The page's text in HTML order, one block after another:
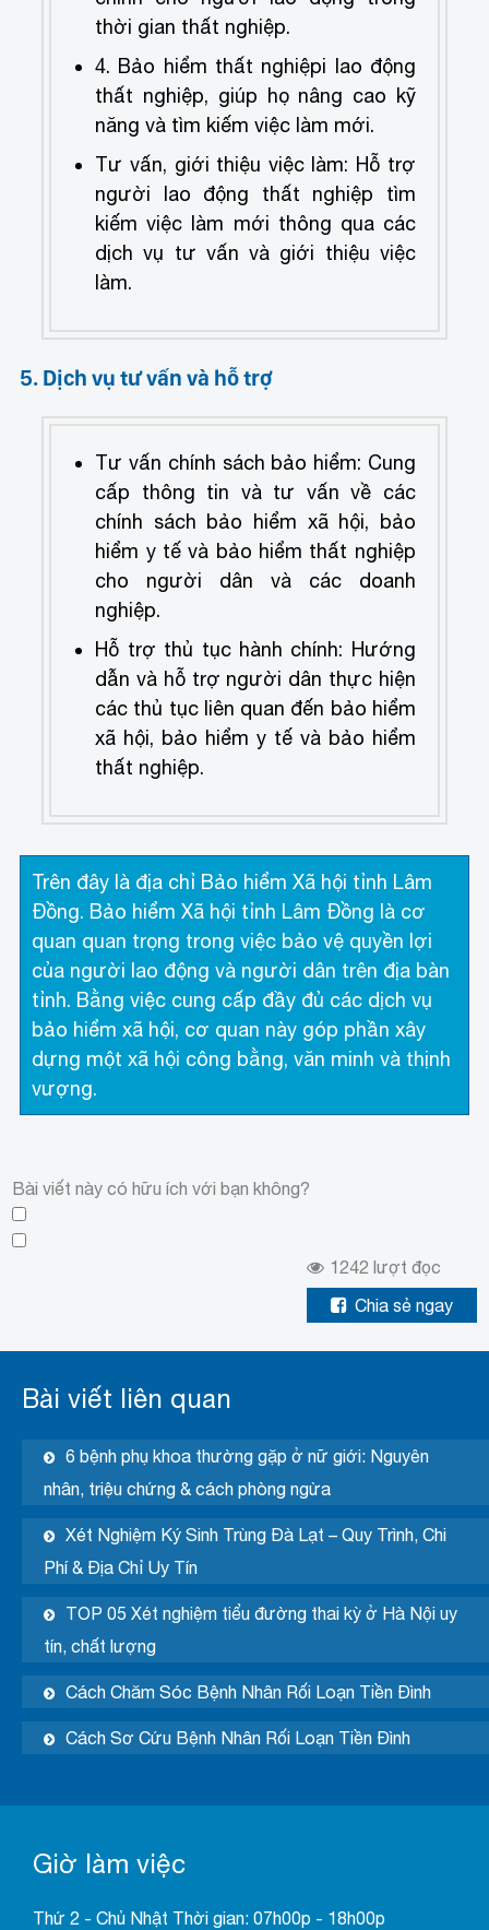
thời gian thất nghiệp.
4. Bảo hiểm thất nghiệpi lao động
thất nghiệp, giúp họ nâng cao kỹ
năng và tìm kiếm việc làm mới.
Tư vấn, giới thiệu việc làm: Hỗ trợ
người lao động thất nghiệp tìm
kiếm việc làm mới thông qua các
dịch vụ tư vấn và giới thiệu việc
làm.
5. Dịch vụ tư vấn và hỗ trợ
Tư vấn chính sách bảo hiểm: Cung
cấp thông tin và tư vấn về các
chính sách bảo hiểm xã hội, bảo
hiểm y tế và bảo hiểm thất nghiệp
cho người dân và các doanh
nghiệp.
Hỗ trợ thủ tục hành chính: Hướng
dẫn và hỗ trợ người dân thực hiện
các thủ tục liên quan đến bảo hiểm
xã hội, bảo hiểm y tế và bảo hiểm
thất nghiệp.
Trên đây là địa chỉ Bảo hiểm Xã hội tỉnh Lâm
Đồng. Bảo hiểm Xã hội tỉnh Lâm Đồng là cơ
quan quan trọng trong việc bảo vệ quyền lợi
của người lao động và người dân trên địa bàn
tỉnh. Bằng việc cung cấp đầy đủ các dịch vụ
bảo hiểm xã hội, cơ quan này góp phần xây
dựng một xã hội công bằng, văn minh và thịnh
vượng.
Bài viết này có hữu ích với bạn không?
1242 lượt đọc
Chia sẻ ngay
Bài viết liên quan
6 bệnh phụ khoa thường gặp ở nữ giới: Nguyên
nhân, triệu chứng & cách phòng ngừa
Xét Nghiệm Ký Sinh Trùng Đà Lạt – Quy Trình, Chi
Phí & Địa Chỉ Uy Tín
TOP 05 Xét nghiệm tiểu đường thai kỳ ở Hà Nội uy
tín, chất lượng
Cách Chăm Sóc Bệnh Nhân Rối Loạn Tiền Đình
Cách Sơ Cứu Bệnh Nhân Rối Loạn Tiền Đình
Giờ làm việc
Thứ 2 - Chủ Nhật Thời gian: 07h00p - 18h00p